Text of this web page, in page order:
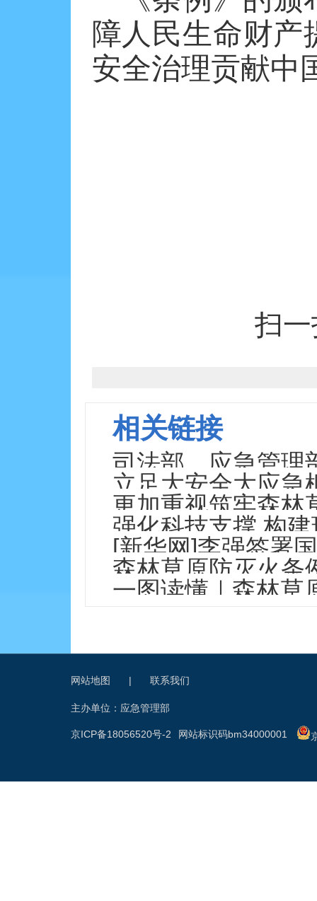
障人民生命财产
安全治理贡献中
扫
相关链接
司法部、应急管理
者问
立足大安全大应急
——中共中央党校
更加重视筑牢森
援局一级指挥长
强化科技支撑 构
大学教授 孙龙
[新华网]李强签署
森林草原防灭火条
一图读懂｜森林草
网站地图 | 联系我们
主办单位：应急管理部
网站标识码bm34000001
京ICP备18056520号-2